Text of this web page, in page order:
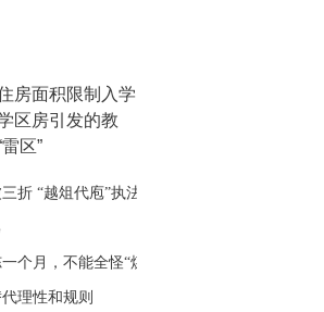
回复:没有客流支撑
房面积限制入学
区房引发的教
区”
折 “越俎代庖”执法引质疑
个月，不能全怪“煤改气”
理性和规则